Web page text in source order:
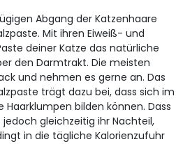
Abgang der Katzenhaare
Mit ihren Eiweiß- und
deiner Katze das natürliche
den Darmtrakt. Die meisten
und nehmen es gerne an. Das
trägt dazu bei, dass sich im
bilden können. Dass
gleichzeitig ihr Nachteil,
in die tägliche Kalorienzufuhr